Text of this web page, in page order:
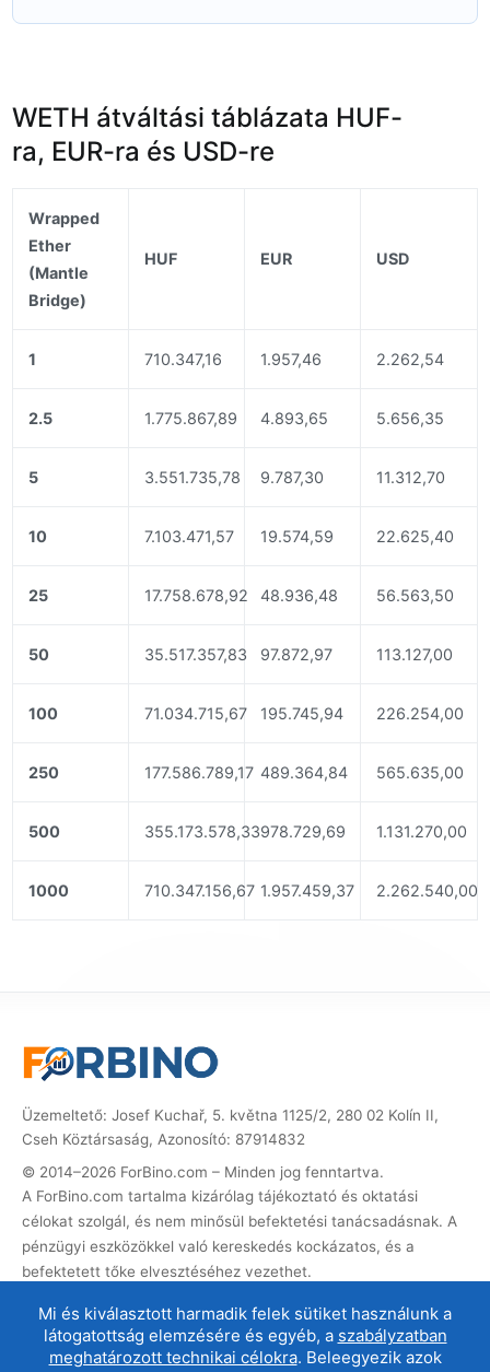
WETH átváltási táblázata HUF-
ra, EUR-ra és USD-re
Wrapped
Ether
(Mantle
Bridge)
HUF EUR USD
1 710.347,16 1.957,46 2.262,54
2.5 1.775.867,89 4.893,65 5.656,35
5 3.551.735,78 9.787,30 11.312,70
10 7.103.471,57 19.574,59 22.625,40
25 17.758.678,92 48.936,48 56.563,50
50 35.517.357,83 97.872,97 113.127,00
100 71.034.715,67 195.745,94 226.254,00
250 177.586.789,17 489.364,84 565.635,00
500 355.173.578,33978.729,69 1.131.270,00
1000 710.347.156,67 1.957.459,37 2.262.540,00
Üzemeltető: Josef Kuchař, 5. května 1125/2, 280 02 Kolín II,
Cseh Köztársaság, Azonosító: 87914832
© 2014–2026 ForBino.com – Minden jog fenntartva.
A ForBino.com tartalma kizárólag tájékoztató és oktatási
célokat szolgál, és nem minősül befektetési tanácsadásnak. A
pénzügyi eszközökkel való kereskedés kockázatos, és a
befektetett tőke elvesztéséhez vezethet.
ezeken keresztül regisztrál, jutalékot kapunk, amellyel a
weboldalt üzemeltethetjük és fejleszthetjük. Ez nem
Mi és kiválasztott harmadik felek sütiket használunk a
látogatottság elemzésére és egyéb, a szabályzatban
meghatározott technikai célokra. Beleegyezik azok